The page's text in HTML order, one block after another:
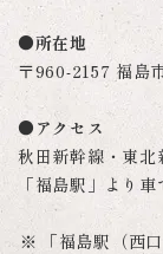
●所在地
〒960-2157 福島
●アクセス
秋田新幹線・東
「福島駅」より車
「福島駅（西